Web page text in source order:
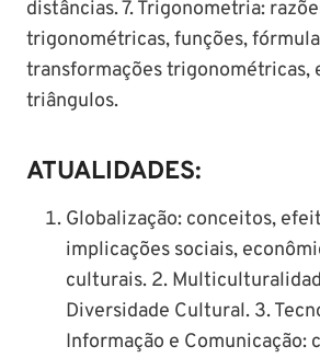
distâncias. 7. Trigonometria:
trigonométricas, funções,
transformações trigonométricas,
triângulos.
ATUALIDADES:
Globalização: conceitos,
implicações sociais,
culturais. 2.
Diversidade Cultural. 3.
Informação e Comunicação: